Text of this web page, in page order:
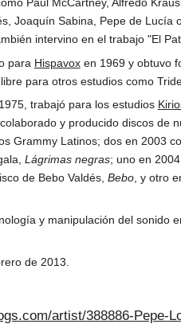
Joaquín Sabina, Pepe de
intervino en el trabajo "El
para Hispavoxen 1969 y obtuvo
para otros estudios como
trabajó para los estudios
y producido discos de
Grammy Latinos; dos en 2003
Lágrimas negras; uno en
de Bebo Valdés, Bebo, y otro
y manipulación del sonido
de 2013.
artist/388886-Pepe-